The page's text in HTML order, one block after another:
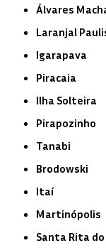
Álvares
Laranjal
Igarapava
Piracaia
Ilha Solteira
Pirapozinho
Tanabi
Brodowski
Itaí
Martinópolis
Santa Rita